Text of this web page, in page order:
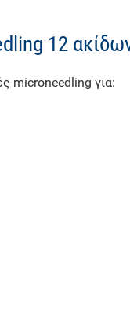
12
microneedling για: